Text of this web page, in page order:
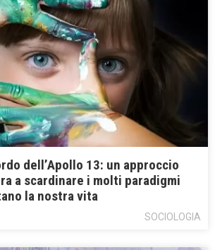
dell’Apollo 13: un approccio
a scardinare i molti paradigmi
la nostra vita
SOCIOLOGIA